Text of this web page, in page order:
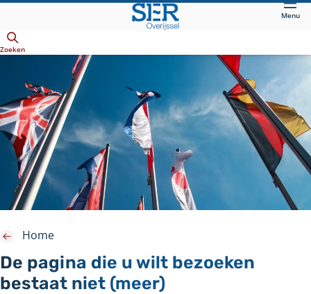
hoofdinhoud
Menu
Zoeken
De pagina die u wilt bezoeken
bestaat niet (meer)
Home